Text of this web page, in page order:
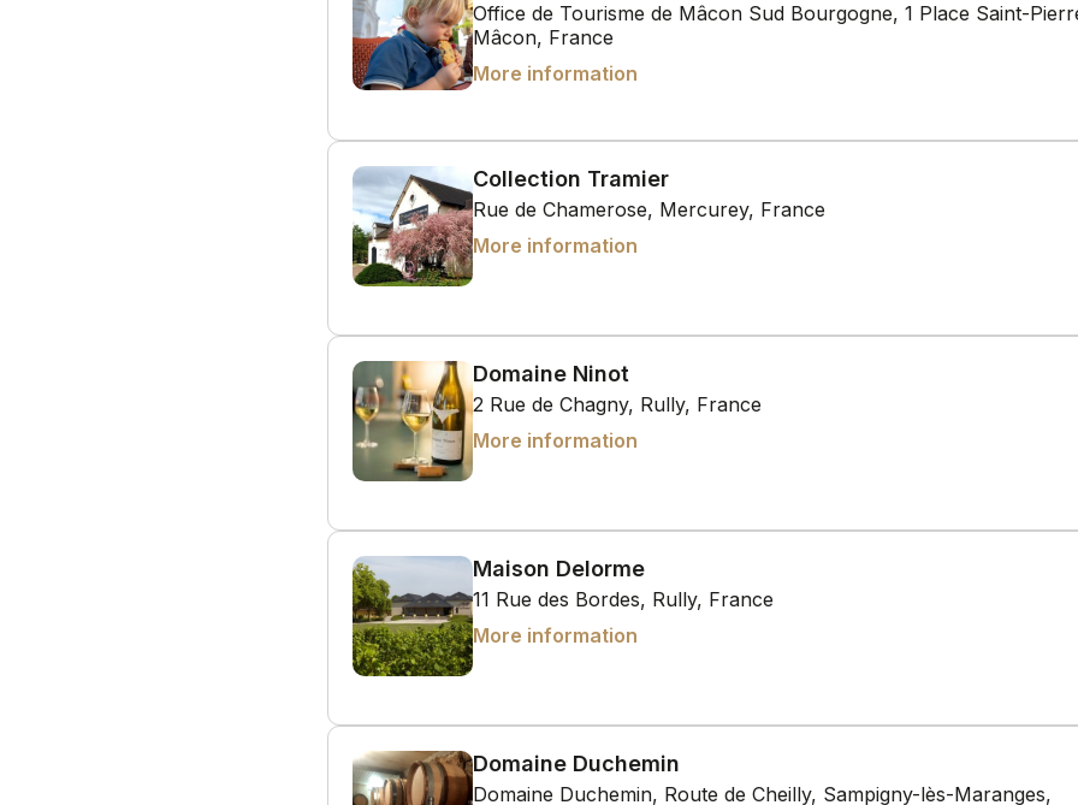
Office de Tourisme de Mâcon Sud Bourgogne, 1 Place Saint-
Mâcon, France
More information
Collection Tramier
Rue de Chamerose, Mercurey, France
More information
Domaine Ninot
2 Rue de Chagny, Rully, France
More information
Maison Delorme
11 Rue des Bordes, Rully, France
More information
Domaine Duchemin
Domaine Duchemin, Route de Cheilly, Sampigny-lès-Maranges,